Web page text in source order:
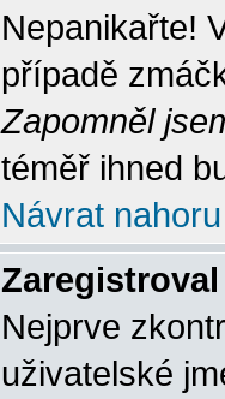
Nepanikařte!
případě
Zapomněl
téměř ihned
Návrat nahoru
Nejprve
uživatelské